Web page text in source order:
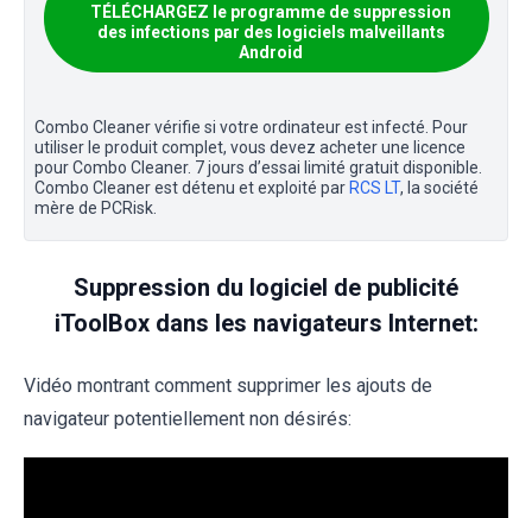
TÉLÉCHARGEZ le programme de suppression
des infections par des logiciels malveillants
Android
Combo Cleaner vérifie si votre ordinateur est infecté. Pour
utiliser le produit complet, vous devez acheter une licence
pour Combo Cleaner. 7 jours d’essai limité gratuit disponible.
Combo Cleaner est détenu et exploité par RCS LT, la société
mère de PCRisk.
Suppression du logiciel de publicité
iToolBox dans les navigateurs Internet:
Vidéo montrant comment supprimer les ajouts de
navigateur potentiellement non désirés: